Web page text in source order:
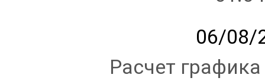
06/08/
Расчет